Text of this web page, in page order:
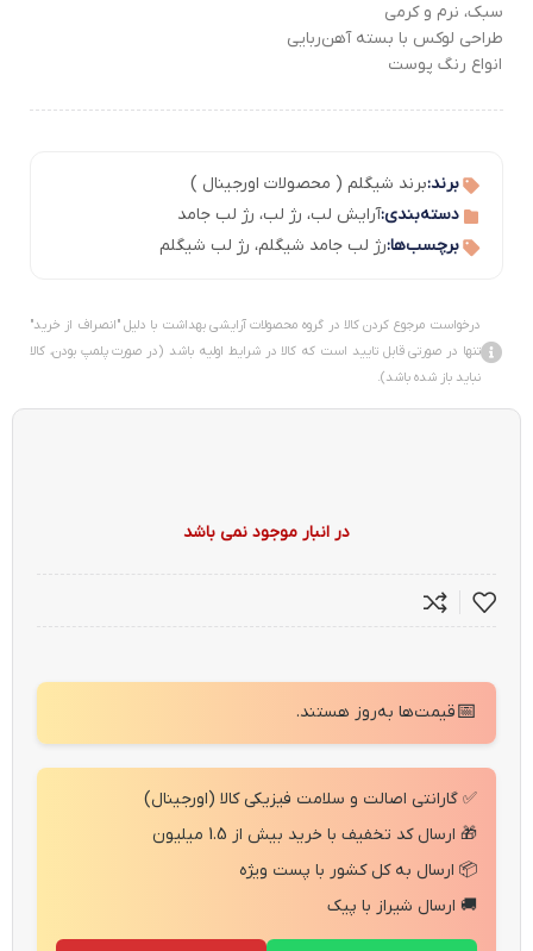
سبک، نرم و کرمی
طراحی لوکس با بسته آهن‌ربایی
انواع رنگ پوست
برند:برند شیگلم ( محصولات اورجینال )
دسته‌بندی:آرایش لب، رژ لب، رژ لب جامد
برچسب‌ها:رژ لب جامد شیگلم، رژ لب شیگلم
درخواست مرجوع کردن کالا در گروه محصولات آرایشی بهداشت با دلیل "انصراف از خرید"
تنها در صورتی قابل تایید است که کالا در شرایط اولیه باشد (در صورت پلمپ بودن، کالا
نباید باز شده باشد).
در انبار موجود نمی باشد
📅قیمت‌ها به‌روز هستند.
✅ گارانتی اصالت و سلامت فیزیکی کالا (اورجینال)
🎁 ارسال کد تخفیف با خرید بیش از 1.5 میلیون
📦 ارسال به کل کشور با پست ویژه
🚚 ارسال شیراز با پیک